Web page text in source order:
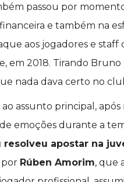
passou por
e também na
aos jogadores e staff
em 2018. Tirando Bruno
nada dava certo no
assunto principal, após
emoções durante a
resolveu apostar na
Rúben Amorim, que